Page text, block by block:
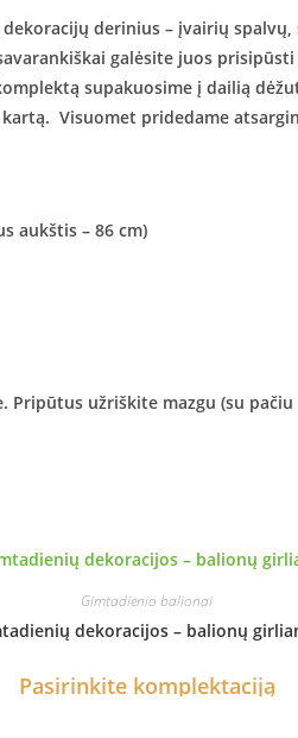
derinius – įvairių
galėsite juos
supakuosime į dailią
Visuomet pridedame
aukštis – 86 cm)
užriškite mazgu (su
Gimtadienio balionai
dekoracijos – balionų
Pasirinkite komplektaciją